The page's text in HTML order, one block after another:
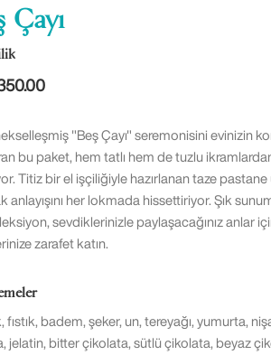
Çayı
"Beş Çayı" seremonisini evinizin
bu paket, hem tatlı hem de tuzlu
Titiz bir el işçiliğiyle hazırlanan taze pastane
anlayışını her lokmada hissettiriyor. Şık
sevdiklerinizle paylaşacağınız anlar
zarafet katın.
fıstık, badem, şeker, un, tereyağı, yumurta,
jelatin, bitter çikolata, sütlü çikolata, beyaz